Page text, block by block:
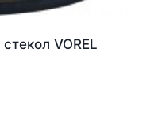
VOREL